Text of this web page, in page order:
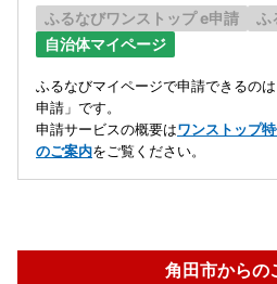
ふるなびワンストップ e申請
ふ
自治体マイページ
ふるなびマイページで申請できるの
申請」です。
申請サービスの概要はワンストップ
のご案内をご覧ください。
角田市からの